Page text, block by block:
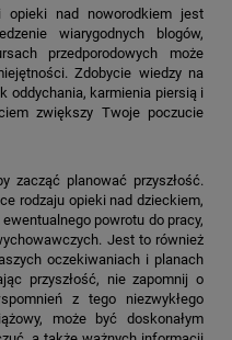
opieki nad noworodkiem jest
wiarygodnych blogów,
przedporodowych może
Zdobycie wiedzy na
oddychania, karmienia piersią i
zwiększy Twoje poczucie
zacząć planować przyszłość.
rodzaju opieki nad dzieckiem,
powrotu do pracy,
Jest to również
oczekiwaniach i planach
przyszłość, nie zapomnij o
z tego niezwykłego
może być doskonałym